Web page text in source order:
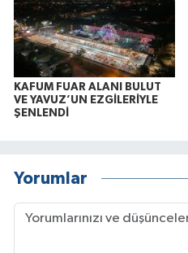
KAFUM FUAR ALANI BULUT
VE YAVUZ’UN EZGİLERİYLE
ŞENLENDİ
Yorumlar